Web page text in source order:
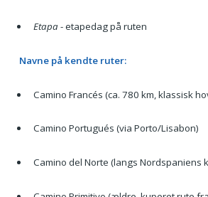
Etapa- etapedag på ruten
Navne på kendte ruter:
Camino Francés (ca. 780 km, klassisk
Camino Portugués (via Porto/Lisabon)
Camino del Norte (langs Nordspaniens